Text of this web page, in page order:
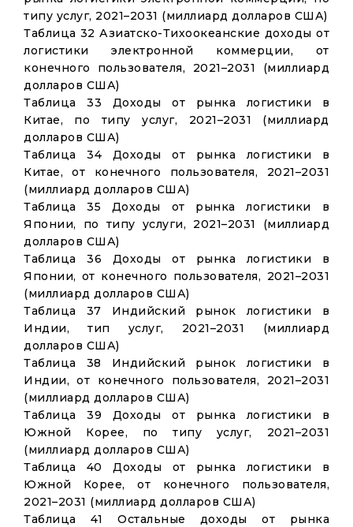
типу услуг, 2021–2031 (миллиард долларов США)
Таблица 32 Азиатско-Тихоокеанские доходы от
логистики электронной коммерции, от
конечного пользователя, 2021–2031 (миллиард
долларов США)
Таблица 33 Доходы от рынка логистики в
Китае, по типу услуг, 2021–2031 (миллиард
долларов США)
Таблица 34 Доходы от рынка логистики в
Китае, от конечного пользователя, 2021–2031
(миллиард долларов США)
Таблица 35 Доходы от рынка логистики в
Японии, по типу услуги, 2021–2031 (миллиард
долларов США)
Таблица 36 Доходы от рынка логистики в
Японии, от конечного пользователя, 2021–2031
(миллиард долларов США)
Таблица 37 Индийский рынок логистики в
Индии, тип услуг, 2021–2031 (миллиард
долларов США)
Таблица 38 Индийский рынок логистики в
Индии, от конечного пользователя, 2021–2031
(миллиард долларов США)
Таблица 39 Доходы от рынка логистики в
Южной Корее, по типу услуг, 2021–2031
(миллиард долларов США)
Таблица 40 Доходы от рынка логистики в
Южной Корее, от конечного пользователя,
2021–2031 (миллиард долларов США)
Таблица 41 Остальные доходы от рынка